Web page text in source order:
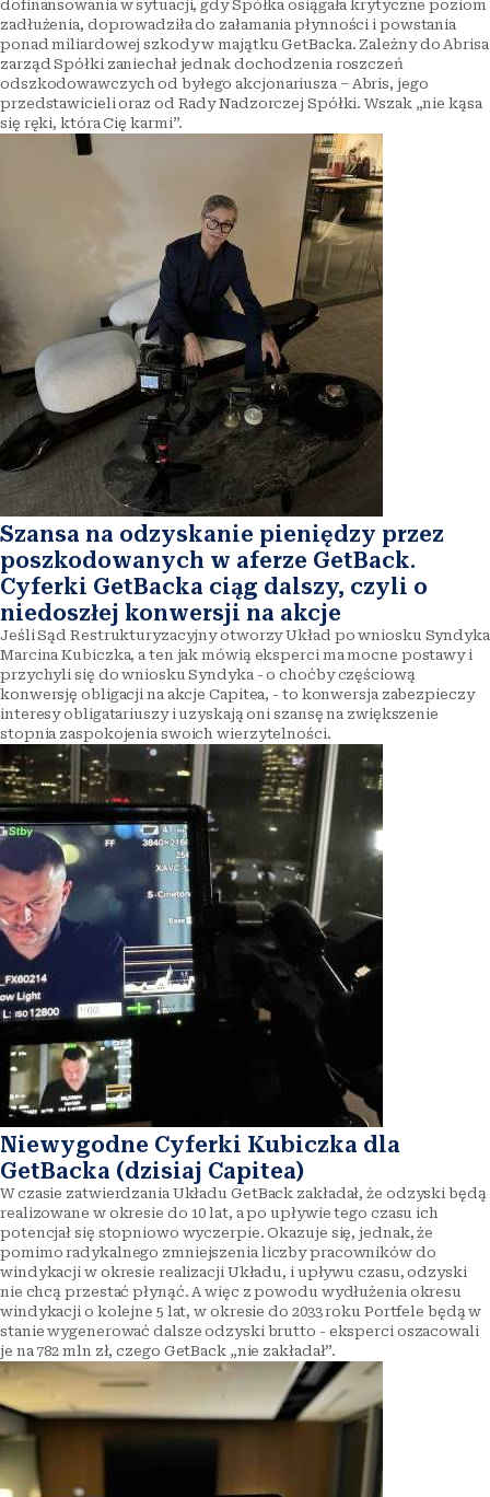
dofinansowania w sytuacji, gdy Spółka osiągała krytyczne poziom
zadłużenia, doprowadziła do załamania płynności i powstania
ponad miliardowej szkody w majątku GetBacka. Zależny do Abrisa
zarząd Spółki zaniechał jednak dochodzenia roszczeń
odszkodowawczych od byłego akcjonariusza – Abris, jego
przedstawicieli oraz od Rady Nadzorczej Spółki. Wszak „nie kąsa
się ręki, która Cię karmi”.
Szansa na odzyskanie pieniędzy przez
poszkodowanych w aferze GetBack.
Cyferki GetBacka ciąg dalszy, czyli o
niedoszłej konwersji na akcje
Jeśli Sąd Restrukturyzacyjny otworzy Układ po wniosku Syndyka
Marcina Kubiczka, a ten jak mówią eksperci ma mocne postawy i
przychyli się do wniosku Syndyka - o choćby częściową
konwersję obligacji na akcje Capitea, - to konwersja zabezpieczy
interesy obligatariuszy i uzyskają oni szansę na zwiększenie
stopnia zaspokojenia swoich wierzytelności.
Niewygodne Cyferki Kubiczka dla
GetBacka (dzisiaj Capitea)
W czasie zatwierdzania Układu GetBack zakładał, że odzyski będą
realizowane w okresie do 10 lat, a po upływie tego czasu ich
potencjał się stopniowo wyczerpie. Okazuje się, jednak, że
pomimo radykalnego zmniejszenia liczby pracowników do
windykacji w okresie realizacji Układu, i upływu czasu, odzyski
nie chcą przestać płynąć. A więc z powodu wydłużenia okresu
windykacji o kolejne 5 lat, w okresie do 2033 roku Portfele będą w
stanie wygenerować dalsze odzyski brutto - eksperci oszacowali
je na 782 mln zł, czego GetBack „nie zakładał”.